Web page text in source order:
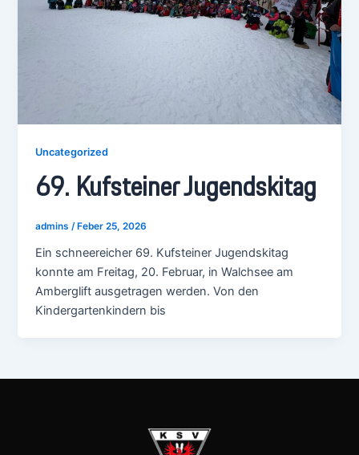
Uncategorized
69. Kufsteiner Jugendskitag
admins/ Feber 25, 2026
Ein schneereicher 69. Kufsteiner Jugendskitag
konnte am Freitag, 20. Februar, in Walchsee am
Amberglift ausgetragen werden. Von den
Kindergartenkindern bis